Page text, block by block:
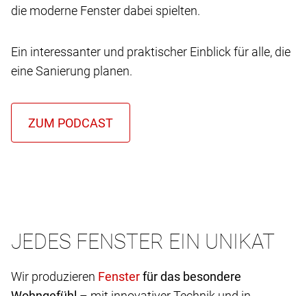
die moderne Fenster dabei spielten.
Ein interessanter und praktischer Einblick für alle, die
eine Sanierung planen.
JEDES FENSTER EIN UNIKAT
Wir produzieren
für das besondere